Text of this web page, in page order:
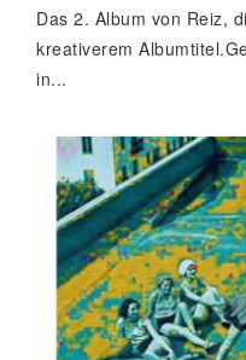
Das 2. Album von Reiz,
kreativerem
in...